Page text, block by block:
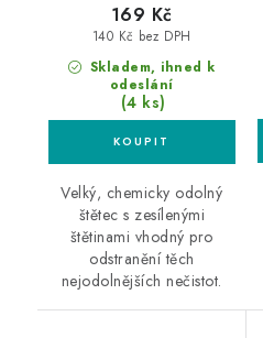
Skladem, ihned k
odeslání
(4 ks)
140 Kč bez DPH
169 Kč
Velký, chemicky odolný
štětec s zesílenými
štětinami vhodný pro
odstranění těch
nejodolnějších nečistot.